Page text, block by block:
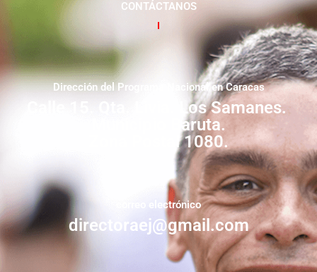
CONTÁCTANOS
Dirección del Programa Nacional en Caracas
Calle 15. Qta. Livia. Los Samanes.
Municipio Baruta.
Zona Postal 1080.
correo electrónico
directoraej@gmail.com